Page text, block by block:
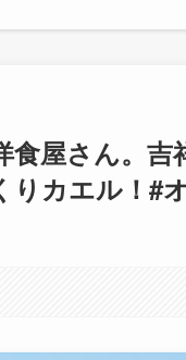
食屋さん。
カエル！#